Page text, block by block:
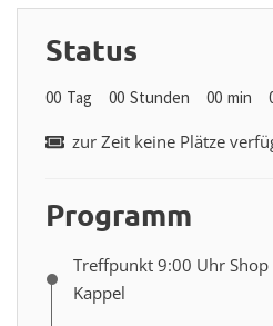
Status
00 Tag 00 Stunden 00 min
zur Zeit keine Plätze
Programm
Treffpunkt 9:00 Uhr
Kappel